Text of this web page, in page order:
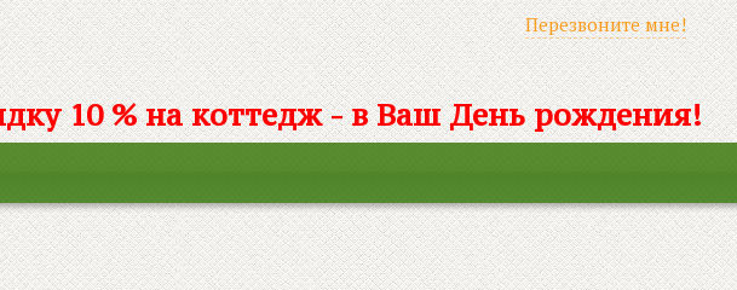
Перезвоните мне!
10 % на коттедж - в Ваш День рождения!